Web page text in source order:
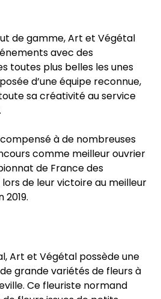
de gamme, Art et Végétal
avec des
toutes plus belles les unes
d’une équipe reconnue,
sa créativité au service
à de nombreuses
comme meilleur ouvrier
de France des
de leur victoire au meilleur
Art et Végétal possède une
grande variétés de fleurs à
Ce fleuriste normand